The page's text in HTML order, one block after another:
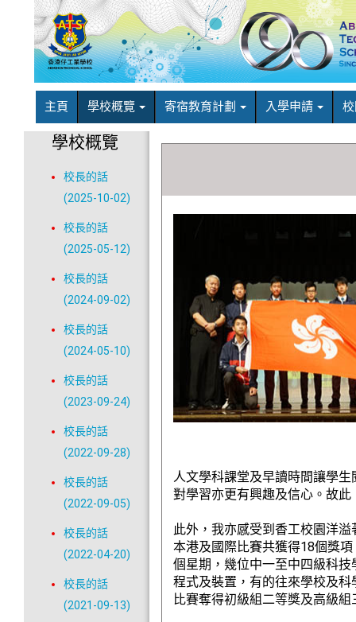
主頁 學校概覽 寄宿教育計劃 入學申請
人文學科課堂及早讀時間讓學
對學習亦更有興趣及信心。故
此外，我亦感受到香工校園洋
本港及國際比賽共獲得18個獎
個星期，幾位中一至中四級科
程式及裝置，有的往來學校及
比賽奪得初級組二等獎及高級
學校概覽
校長的話
(2025-10-02)
校長的話
(2025-05-12)
校長的話
(2024-09-02)
校長的話
(2024-05-10)
校長的話
(2023-09-24)
校長的話
(2022-09-28)
校長的話
(2022-09-05)
校長的話
(2022-04-20)
校長的話
(2021-09-13)